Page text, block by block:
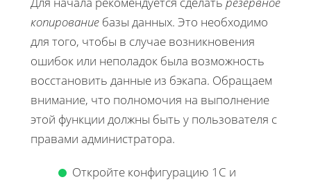
копирование базы данных. Это необходимо
для того, чтобы в случае возникновения
ошибок или неполадок была возможность
восстановить данные из бэкапа. Обращаем
внимание, что полномочия на выполнение
этой функции должны быть у пользователя с
правами администратора.
Откройте конфигурацию 1С и